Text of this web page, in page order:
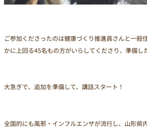
ご参加くださったのは健康づくり推進員さんと一
かに上回る45名もの方がいらしてくださり、準備し
大急ぎで、追加を準備して、講話スタート！
全国的にも風邪・インフルエンザが流行し、山形県